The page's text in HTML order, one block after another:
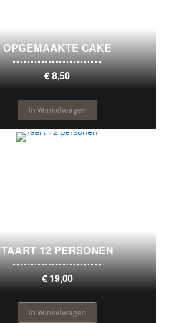
OPGEMAAKTE CAKE
€ 8,50
In Winkelwagen
TAART 12 PERSONEN
€ 19,00
In Winkelwagen